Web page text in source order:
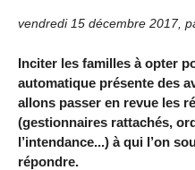
vendredi 15 décembre 2017,
Inciter les familles à opter
automatique présente des
allons passer en revue les
(gestionnaires rattachés,
l’intendance...) à qui l’on
répondre.